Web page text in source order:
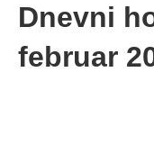
Dnevni
februar